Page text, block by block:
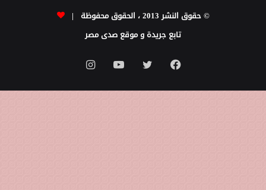
© حقوق النشر 2013 ، الحقوق محفوظة |
تابع جريدة و موقع صدى مصر
فيسبوك تويتر يوتيوبانستقرام